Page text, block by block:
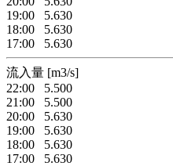
19:00 5.630
18:00 5.630
17:00 5.630
流入量 [m3/s]
22:00 5.500
21:00 5.500
20:00 5.630
19:00 5.630
18:00 5.630
17:00 5.630